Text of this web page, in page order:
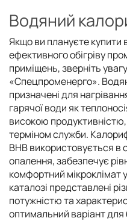
Водяний
Якщо ви плануєте
ефективного обігріву
приміщень, зверніть
«Спецпроменерго».
призначені для
гарячої води як
високою
терміном служби.
ВНВ використовується в
опалення, забезпечує
комфортний мікроклімат
каталозі представлені
потужністю та
оптимальний варіант